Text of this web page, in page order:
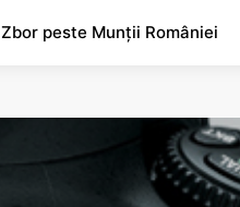
Zbor peste Munții României